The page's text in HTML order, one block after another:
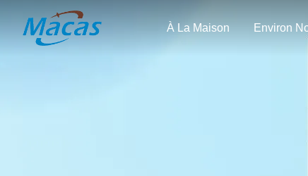
À La Maison